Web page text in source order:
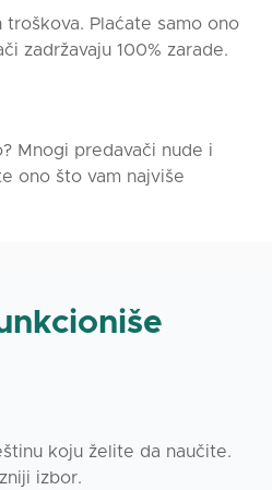
Plaćate samo ono
zadržavaju 100% zarade.
Mnogi predavači nude i
ono što vam najviše
koju želite da naučite.
izbor.